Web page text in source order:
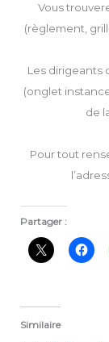
Vous
(règlement,
Les dirigeants
(onglet
de
Pour tout
Partager :
Similaire